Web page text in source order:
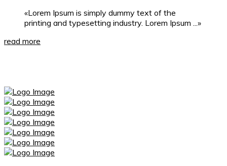
Lorem Ipsum is simply dummy text of the
printing and typesetting industry. Lorem Ipsum ...
read more